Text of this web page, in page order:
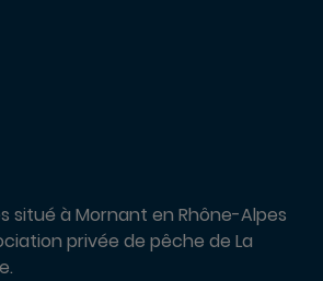
situé à Mornant en Rhône-Alpes
privée de pêche de La